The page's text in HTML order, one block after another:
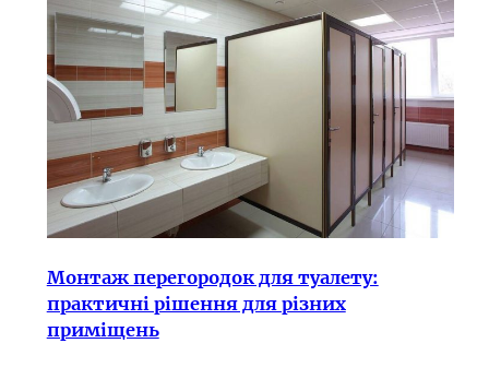
Монтаж перегородок для туалету:
практичні рішення для різних
приміщень